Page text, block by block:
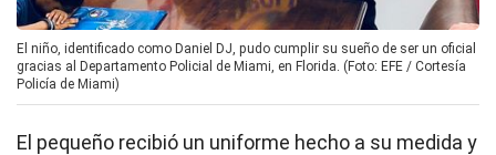
El niño, identificado como Daniel DJ, pudo cumplir su sueño de ser un oficial
gracias al Departamento Policial de Miami, en Florida. (Foto: EFE / Cortesía
Policía de Miami)
El pequeño recibió un uniforme hecho a su medida y